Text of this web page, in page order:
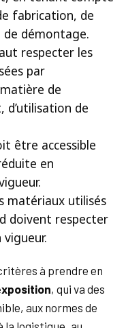
fabrication, de
démontage.
respecter les
par
de
d’utilisation de
être accessible
en
matériaux utilisés
doivent respecter
à prendre en
, qui va des
aux normes de